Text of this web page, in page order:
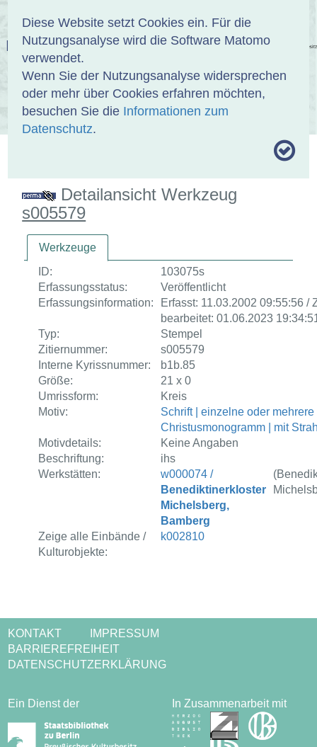
Diese Website setzt Cookies ein. Für die
Nutzungsanalyse wird die Software Matomo
verwendet.
Wenn Sie der Nutzungsanalyse widersprechen
oder mehr über Cookies erfahren möchten,
besuchen Sie die Informationen zum
Datenschutz.
EINBANDDATENBANK
ÜBER UNS SAMMLUNGEN SUCHE
Detailansicht Werkzeug
s005579
Werkzeuge
ID:
103075s
Erfassungsstatus:
Veröffentlicht
Erfassungsinformation:
Erfasst: 11.03.2002 09:55:56 /
bearbeitet: 01.06.2023
Typ:
Stempel
Zitiernummer:
s005579
Interne Kyrissnummer:
b1b.85
Größe:
21 x 0
Umrissform:
Kreis
Motiv:
Schrift | einzelne oder mehrere
Christusmonogramm | mit
Motivdetails:
Keine Angaben
Beschriftung:
ihs
Werkstätten:
w000074 /
Benediktinerkloster
Michelsberg,
Bamberg
Zeige alle Einbände /
Kulturobjekte:
k002810
KONTAKT
IMPRESSUM
BARRIEREFREIHEIT
DATENSCHUTZERKLÄRUNG
Ein Dienst der In Zusammenarbeit mit